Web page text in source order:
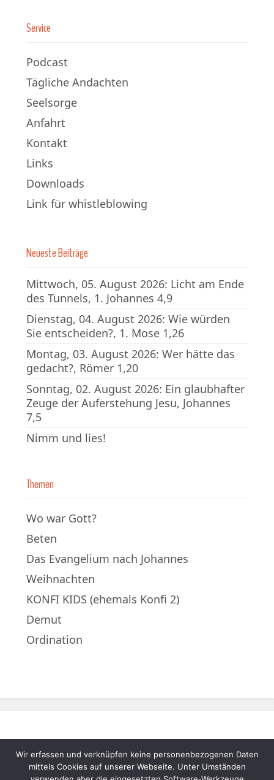
Service
Podcast
Tägliche Andachten
Seelsorge
Anfahrt
Kontakt
Links
Downloads
Link für whistleblowing
Neueste Beiträge
Mittwoch, 05. August 2026: Licht am Ende
des Tunnels, 1. Johannes 4,9
Dienstag, 04. August 2026: Wie würden
Sie entscheiden?, 1. Mose 1,26
Montag, 03. August 2026: Wer hätte das
gedacht?, Römer 1,20
Sonntag, 02. August 2026: Ein glaubhafter
Zeuge der Auferstehung Jesu, Johannes
7,5
Nimm und lies!
Themen
Wo war Gott?
Beten
Das Evangelium nach Johannes
Weihnachten
KONFI KIDS (ehemals Konfi 2)
Demut
Ordination
© 2022 – Evangelische Muttergemeinde
Wir erfassen und verknüpfen keine personenbezogenen Daten
mittels Cookies auf unserer Webseite. Unter Umständen